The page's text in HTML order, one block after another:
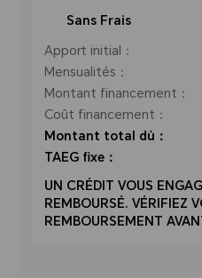
Sans Frais
Apport initial：
Mensualités：
Montant financement：
Coût financement：
Montant total dù：
TAEG fixe：
UN CRÉDIT VOUS
REMBOURSÉ. VÉRIFIEZ
REMBOURSEMENT